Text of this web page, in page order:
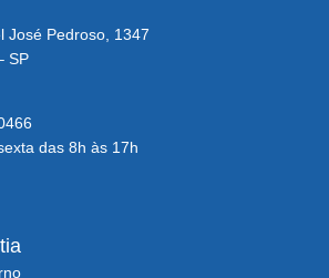
José Pedroso, 1347
SP
das 8h às 17h